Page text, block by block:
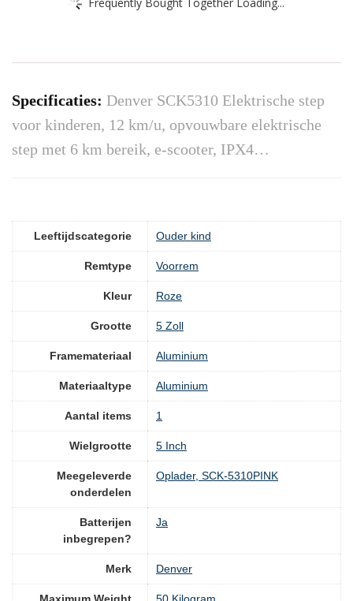
Specificaties: Denver SCK5310 Elektrische step
voor kinderen, 12 km/u, opvouwbare elektrische
step met 6 km bereik, e-scooter, IPX4…
Leeftijdscategorie ‎Ouder kind
Remtype ‎Voorrem
Kleur ‎Roze
Grootte ‎5 Zoll
Framemateriaal ‎Aluminium
Materiaaltype ‎Aluminium
Aantal items ‎1
Wielgrootte ‎5 Inch
Meegeleverde
onderdelen
‎Oplader, SCK-5310PINK
Batterijen
inbegrepen?
‎Ja
Merk ‎Denver
Maximum Weight
‎50 Kilogram